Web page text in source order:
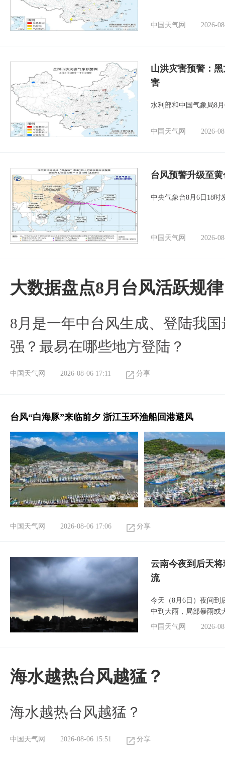
中国天气网 2026-
山洪灾害预警：
害
水利部和中国气象局8
中国天气网 2026-
台风预警升级至
中央气象台8月6日18时
中国天气网 2026-
大数据盘点8月台风活跃规律
8月是一年中台风生成、登陆我
强？最易在哪些地方登陆？
中国天气网 2026-08-06 17:11 分享
台风“白海豚”来临前夕 浙江玉环渔船回港避风
中国天气网 2026-08-06 17:06 分享
云南今夜到后天
流
今天（8月6日）夜间到
中到大雨，局部暴雨或
中国天气网
2026-
海水越热台风越猛？
海水越热台风越猛？
中国天气网 2026-08-06 15:51 分享